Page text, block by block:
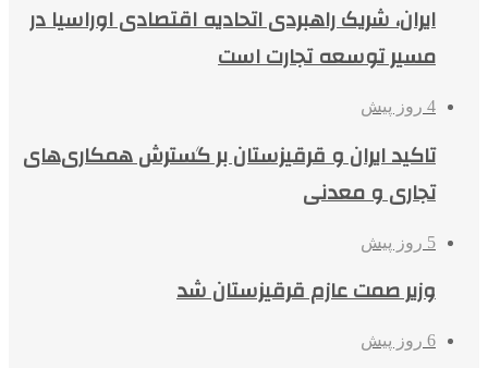
ایران، شریک راهبردی اتحادیه اقتصادی اوراسیا در
مسیر توسعه تجارت است
4 روز پیش
تاکید ایران و قرقیزستان بر گسترش همکاری‌های
تجاری و معدنی
5 روز پیش
وزیر صمت عازم قرقیزستان شد
6 روز پیش